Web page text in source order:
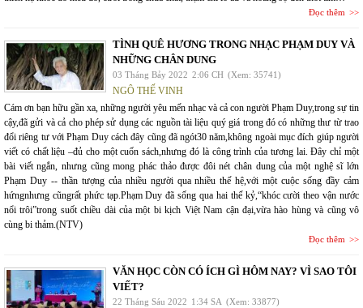
Đọc thêm
TÌNH QUÊ HƯƠNG TRONG NHẠC PHẠM DUY VÀ
NHỮNG CHÂN DUNG
03 Tháng Bảy 2022 2:06 CH (Xem: 35741)
NGÔ THẾ VINH
Cám ơn bạn hữu gần xa, những người yêu mến nhạc và cả con người Phạm Duy,trong sự tin
cậy,đã gửi và cả cho phép sử dụng các nguồn tài liệu quý giá trong đó có những thư từ trao
đổi riêng tư với Phạm Duy cách đây cũng đã ngót30 năm,không ngoài mục đích giúp người
viết có chất liệu –đủ cho một cuốn sách,nhưng đó là công trình của tương lai. Đây chỉ một
bài viết ngắn, nhưng cũng mong phác thảo được đôi nét chân dung của một nghệ sĩ lớn
Phạm Duy -- thần tượng của nhiều người qua nhiều thế hệ,với một cuộc sống đầy cảm
hứngnhưng cũngrất phức tạp.Phạm Duy đã sống qua hai thế kỷ,“khóc cười theo vận nước
nổi trôi”trong suốt chiều dài của một bi kịch Việt Nam cận đại,vừa hào hùng và cũng vô
cùng bi thảm.(NTV)
Đọc thêm
VĂN HỌC CÒN CÓ ÍCH GÌ HÔM NAY? VÌ SAO TÔI
VIẾT?
22 Tháng Sáu 2022 1:34 SA (Xem: 33877)